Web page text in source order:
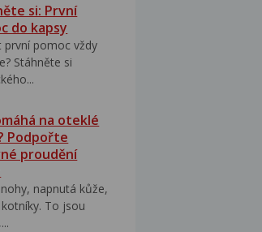
si: První
do kapsy
první pomoc vždy
Stáhněte si
na oteklé
Podpořte
proudění
napnutá kůže,
To jsou